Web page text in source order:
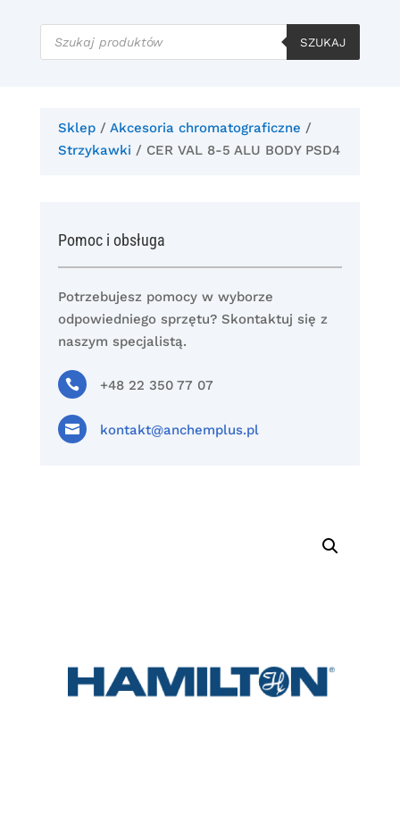
Wyszukiwarka
produktów
SZUKAJ
Sklep/ Akcesoria chromatograficzne /
Strzykawki / CER VAL 8-5 ALU BODY PSD4
Pomoc i obsługa
Potrzebujesz pomocy w wyborze
odpowiedniego sprzętu? Skontaktuj się z
naszym specjalistą.
 +48 22 350 77 07
 kontakt@anchemplus.pl